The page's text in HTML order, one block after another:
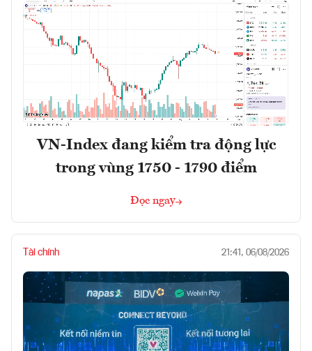
VN-Index đang kiểm tra động lực
trong vùng 1750 - 1790 điểm
Đọc ngay
Tài chính 21:41, 06/08/2026